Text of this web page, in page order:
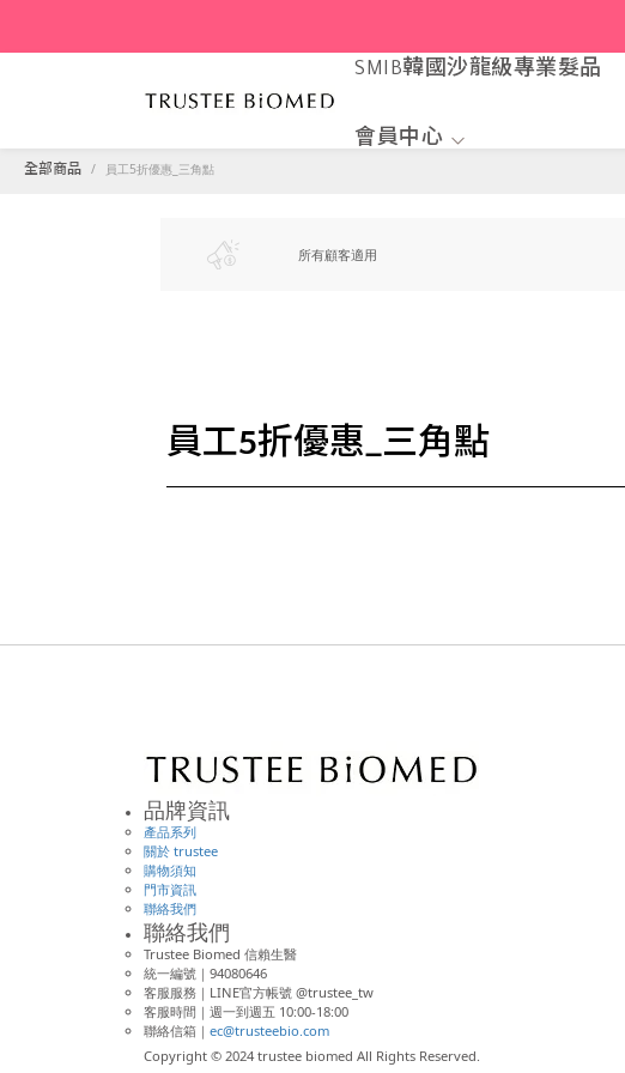
SMIB韓國沙龍級專業髮品
會員中心
全部商品 員工5折優惠_三角點
所有顧客適用
員工5折優惠_三角點
品牌資訊
產品系列
關於 trustee
購物須知
門市資訊
聯絡我們
聯絡我們
Trustee Biomed 信賴生醫
統一編號｜94080646
客服服務｜LINE官方帳號 @trustee_tw
客服時間｜週一到週五 10:00-18:00
聯絡信箱｜ ec@trusteebio.com
Copyright © 2024 trustee biomed All Rights Reserved.